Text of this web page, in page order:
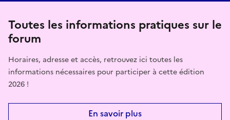
Toutes les informations pratiques sur le
forum
Horaires, adresse et accès, retrouvez ici toutes les
informations nécessaires pour participer à cette édition
2026 !
En savoir plus